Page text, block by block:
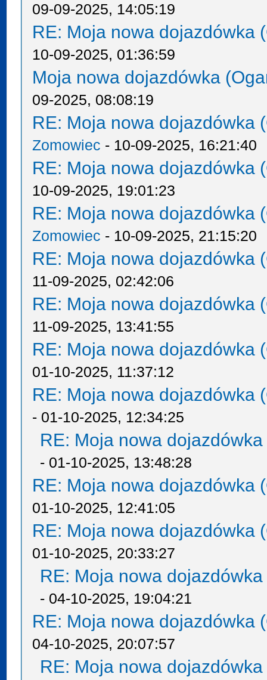
09-09-2025, 14:05:19
RE: Moja nowa dojazdówka
10-09-2025, 01:36:59
Moja nowa dojazdówka
09-2025, 08:08:19
RE: Moja nowa dojazdówka
Zomowiec - 10-09-2025, 16:21:40
RE: Moja nowa dojazdówka
10-09-2025, 19:01:23
RE: Moja nowa dojazdówka
Zomowiec - 10-09-2025, 21:15:20
RE: Moja nowa dojazdówka
11-09-2025, 02:42:06
RE: Moja nowa dojazdówka
11-09-2025, 13:41:55
RE: Moja nowa dojazdówka
01-10-2025, 11:37:12
RE: Moja nowa dojazdówka
- 01-10-2025, 12:34:25
RE: Moja nowa
- 01-10-2025, 13:48:28
RE: Moja nowa dojazdówka
01-10-2025, 12:41:05
RE: Moja nowa dojazdówka
01-10-2025, 20:33:27
RE: Moja nowa
- 04-10-2025, 19:04:21
RE: Moja nowa dojazdówka
04-10-2025, 20:07:57
RE: Moja nowa